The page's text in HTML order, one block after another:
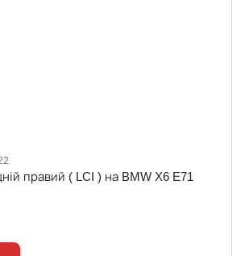
правий ( LCI ) на BMW X6 E71